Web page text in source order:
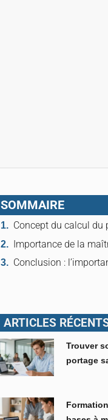
SOMMAIRE
Concept du calcul du
ARTICLES
Trouver
portage